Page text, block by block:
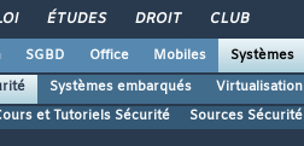
ÉTUDES DROIT CLUB
SGBD Office Mobiles
Systèmes
Systèmes embarqués Virtualisation
et Tutoriels Sécurité Sources Sécurité